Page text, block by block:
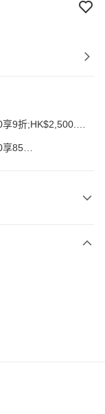
9折;HK$2,500.00
享85